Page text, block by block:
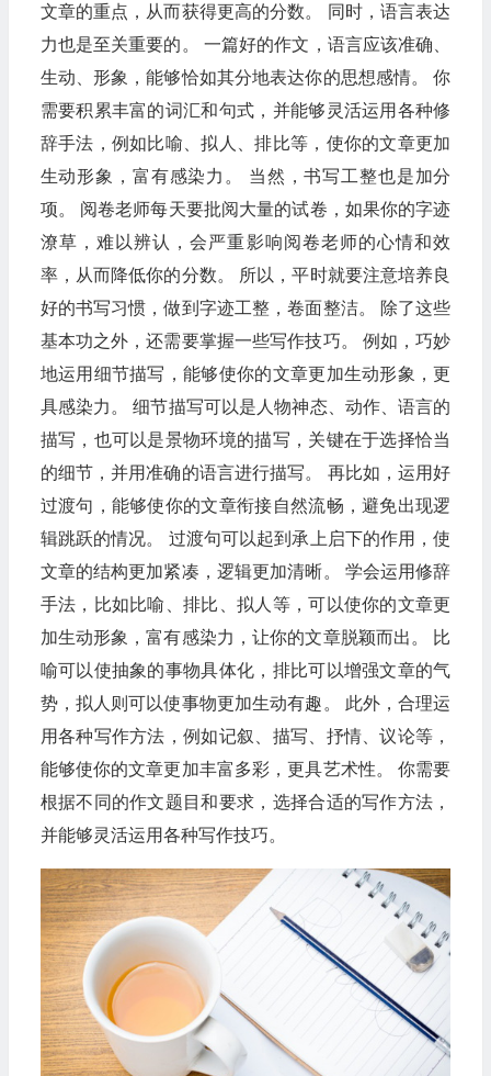
文章的重点，从而获得更高的分数。 同时，语言表达
力也是至关重要的。 一篇好的作文，语言应该准确、
生动、形象，能够恰如其分地表达你的思想感情。 你
需要积累丰富的词汇和句式，并能够灵活运用各种修
辞手法，例如比喻、拟人、排比等，使你的文章更加
生动形象，富有感染力。 当然，书写工整也是加分
项。 阅卷老师每天要批阅大量的试卷，如果你的字迹
潦草，难以辨认，会严重影响阅卷老师的心情和效
率，从而降低你的分数。 所以，平时就要注意培养良
好的书写习惯，做到字迹工整，卷面整洁。 除了这些
基本功之外，还需要掌握一些写作技巧。 例如，巧妙
地运用细节描写，能够使你的文章更加生动形象，更
具感染力。 细节描写可以是人物神态、动作、语言的
描写，也可以是景物环境的描写，关键在于选择恰当
的细节，并用准确的语言进行描写。 再比如，运用好
过渡句，能够使你的文章衔接自然流畅，避免出现逻
辑跳跃的情况。 过渡句可以起到承上启下的作用，使
文章的结构更加紧凑，逻辑更加清晰。 学会运用修辞
手法，比如比喻、排比、拟人等，可以使你的文章更
加生动形象，富有感染力，让你的文章脱颖而出。 比
喻可以使抽象的事物具体化，排比可以增强文章的气
势，拟人则可以使事物更加生动有趣。 此外，合理运
用各种写作方法，例如记叙、描写、抒情、议论等，
能够使你的文章更加丰富多彩，更具艺术性。 你需要
根据不同的作文题目和要求，选择合适的写作方法，
并能够灵活运用各种写作技巧。